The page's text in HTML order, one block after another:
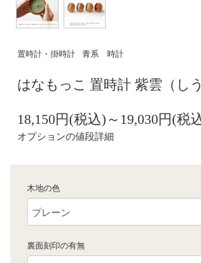
置時計・掛時計 青系 時計
はなもっこ 置時計 紫雲（しう
18,150円(税込)～19,030円(税
オプションの値段詳細
木地の色
裏面刻印の有無